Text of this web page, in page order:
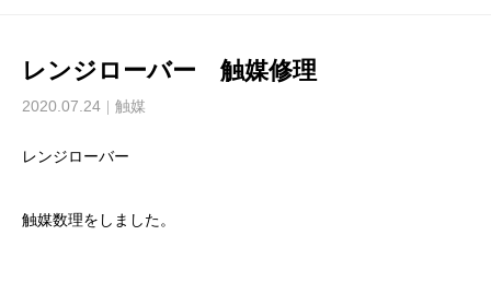
レンジローバー 触媒修理
2020.07.24 触媒
レンジローバー
触媒数理をしました。